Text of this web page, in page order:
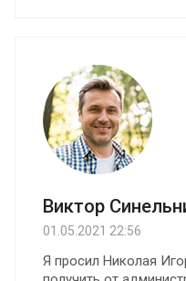
Виктор
01.05.2021 22:56
Я просил Николая